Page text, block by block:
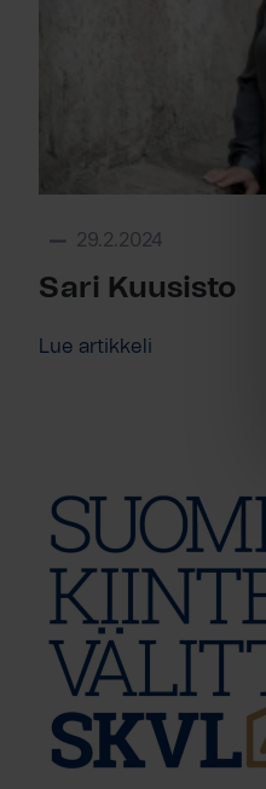
29.2.2024
Sari Kuusisto
Lue artikkeli